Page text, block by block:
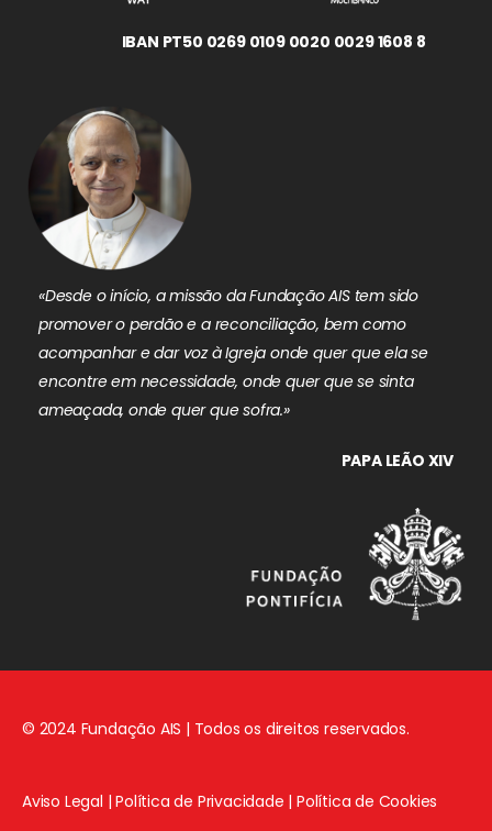
IBAN PT50 0269 0109 0020 0029 1608 8
«Desde o início, a missão da Fundação AIS tem sido
promover o perdão e a reconciliação, bem como
acompanhar e dar voz à Igreja onde quer que ela se
encontre em necessidade, onde quer que se sinta
ameaçada, onde quer que sofra.»
PAPA LEÃO XIV
© 2024 Fundação AIS | Todos os direitos reservados.
Aviso Legal |Política de Privacidade |Política de Cookies